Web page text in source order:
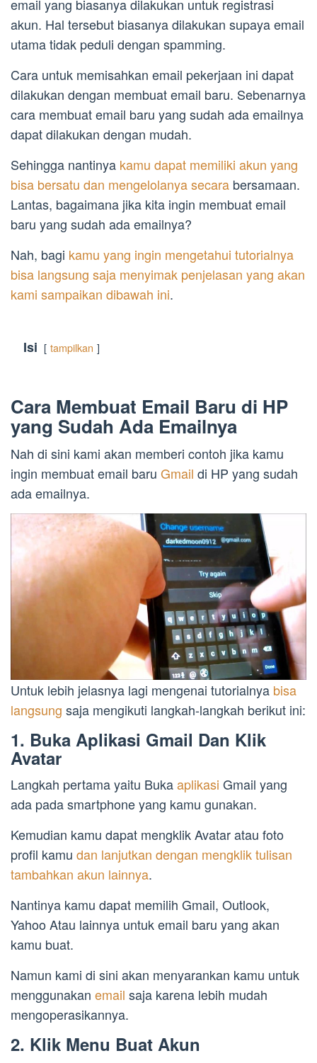
email yang biasanya dilakukan untuk registrasi
akun. Hal tersebut biasanya dilakukan supaya email
utama tidak peduli dengan spamming.
Cara untuk memisahkan email pekerjaan ini dapat
dilakukan dengan membuat email baru. Sebenarnya
cara membuat email baru yang sudah ada emailnya
dapat dilakukan dengan mudah.
Sehingga nantinya kamu dapat memiliki akun yang
bisa bersatu dan mengelolanya secara bersamaan.
Lantas, bagaimana jika kita ingin membuat email
baru yang sudah ada emailnya?
Nah, bagi kamu yang ingin mengetahui tutorialnya
bisa langsung saja menyimak penjelasan yang akan
kami sampaikan dibawah ini.
Isi tampilkan
Cara Membuat Email Baru di HP
yang Sudah Ada Emailnya
Nah di sini kami akan memberi contoh jika kamu
ingin membuat email baru Gmail di HP yang sudah
ada emailnya.
Untuk lebih jelasnya lagi mengenai tutorialnya bisa
langsung saja mengikuti langkah-langkah berikut ini:
1. Buka Aplikasi Gmail Dan Klik
Avatar
Langkah pertama yaitu Bukaaplikasi Gmail yang
ada pada smartphone yang kamu gunakan.
Kemudian kamu dapat mengklik Avatar atau foto
profil kamu dan lanjutkan dengan mengklik tulisan
tambahkan akun lainnya.
Nantinya kamu dapat memilih Gmail, Outlook,
Yahoo Atau lainnya untuk email baru yang akan
kamu buat.
Namun kami di sini akan menyarankan kamu untuk
menggunakan email saja karena lebih mudah
mengoperasikannya.
2. Klik Menu Buat Akun